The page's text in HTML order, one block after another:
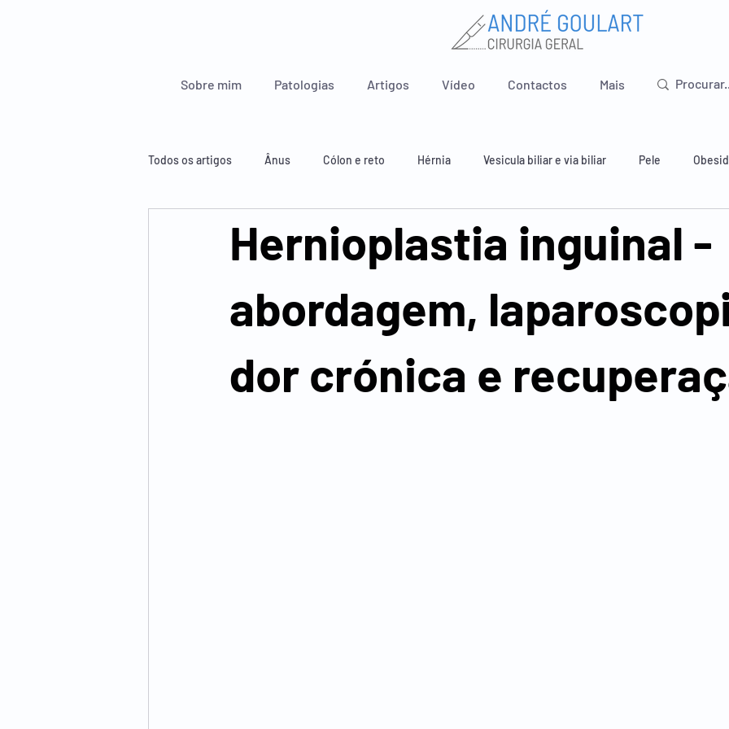
Sobre mim Patologias Artigos Vídeo Contactos Mais
Todos os artigos Ânus Cólon e reto Hérnia Vesicula biliar e via biliar Pele
Glândulas endócrinas Esófago e estômago Intestino delgado Apêndice Pavimento
Hernioplastia inguinal -
abordagem,
dor crónica e